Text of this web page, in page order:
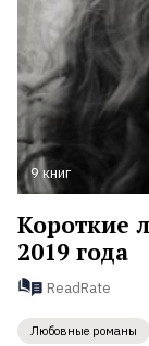
9 книг
Короткие
2019 года
ReadRate
Любовные романы